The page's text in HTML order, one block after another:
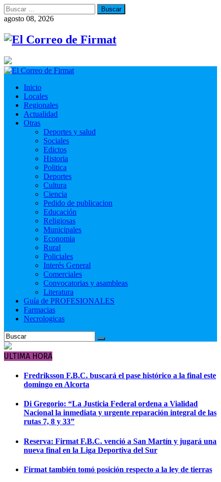
Buscar:
agosto 08, 2026
Inicio
Locales
Regionales
Actualidad
Otras
Deportes y salud
Sociales
Edictos
Historia
Politica
Deportes
Cultura
Ciencia
Pedido de publicacion
Educación
Religiosas
Municipales
Economia
Rural
Policiales
Interés General
Comerciales
Convocatorias y asambleas
Literatura
Guía de PROFESIONALES
Farmacias
Necrologicas
ULTIMA HORA
Fredriksson F.B.C. buscará el pase histórico a la final este
domingo en Alcorta
Di Gregorio: “La Justicia Federal ordena a Vialidad
Nacional la inmediata y urgente reparación integral de las
rutas 7, 8 y 33”
Reserva: Firmat F.B.C. venció a San Martín y jugará una
nueva final en la Liga Deportiva del Sur
Firmat también tomó posición respecto a la ley de tierras